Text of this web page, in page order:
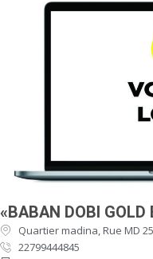
«BABAN DOBI GOLD
Quartier madina, Rue MD
22799444845